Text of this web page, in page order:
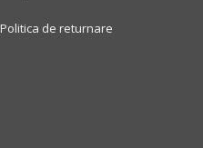
Politica de returnare